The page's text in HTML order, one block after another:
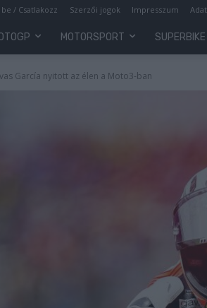
/ Csatlakozz Szerzői jogok Impresszum
MOTORSPORT SUPERBIKE
García nyitott az élen a Moto3-ban